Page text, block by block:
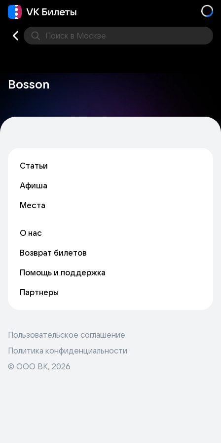
Поиск в Москве
Bosson
Статьи
Афиша
Места
О нас
Возврат билетов
Помощь и поддержка
Партнеры
Пользовательское соглашение
Политика конфиденциальности
© ООО ВК, 2026